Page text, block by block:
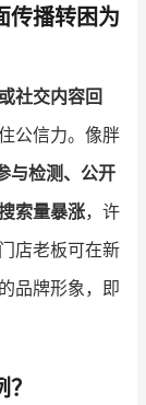
传播转困为
社交内容回
公信力。像胖
与检测、公开
索量暴涨，许
店老板可在新
品牌形象，即